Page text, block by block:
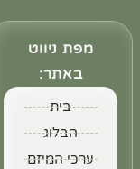
מפת ניווט
באתר:
בית
הבלוג
ערכי המיזם